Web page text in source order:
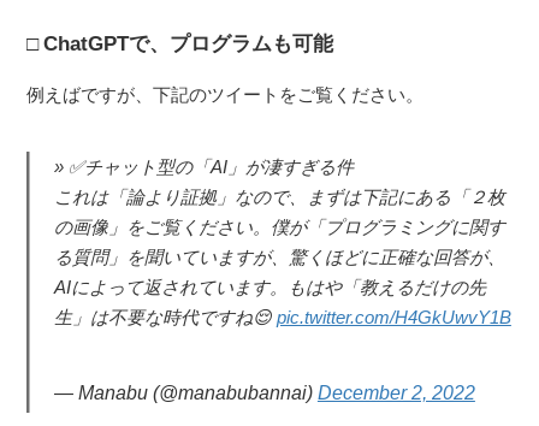
ChatGPTで、プログラムも可能
例えばですが、下記のツイートをご覧ください。
✅チャット型の「AI」が凄すぎる件
これは「論より証拠」なので、まずは下記にある「２枚
の画像」をご覧ください。僕が「プログラミングに関す
る質問」を聞いていますが、驚くほどに正確な回答が、
AIによって返されています。もはや「教えるだけの先
生」は不要な時代ですね😌 pic.twitter.com/H4GkUwvY1B
— Manabu (@manabubannai) December 2, 2022